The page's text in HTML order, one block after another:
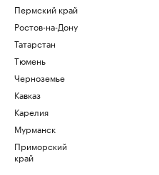
Пермский край
Ростов-на-Дону
Татарстан
Тюмень
Черноземье
Кавказ
Карелия
Мурманск
Приморский
край